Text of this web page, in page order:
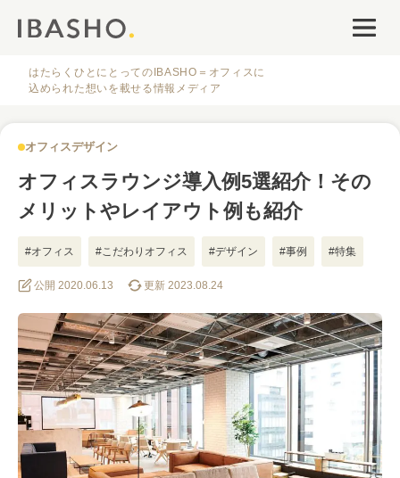
ファシリティナレッジ
人気のタグ
#オフィス #インタビュー #ファシリティ #デザイン #事例
#働き方 #特集 #レイアウト #オフィス移転
#キャリア #ノウハウ #内装 #おしゃれオフィス #メリット
#こだわりオフィス #コスト #コミュニケーション
#フリーアドレス #ブランディング
はたらくひとにとってのIBASHO＝オフィスに
込められた想いを載せる情報メディア
オフィスデザイン
オフィスラウンジ導入例5選紹介！その
メリットやレイアウト例も紹介
#オフィス #こだわりオフィス #デザイン #事例 #特集
公開 2020.06.13 更新 2023.08.24